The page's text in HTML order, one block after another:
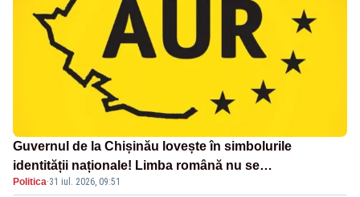
Guvernul de la Chișinău lovește în simbolurile
identității naționale! Limba română nu se
economisește! Limba română se sărbătorește!
Politica·31 iul. 2026, 09:51